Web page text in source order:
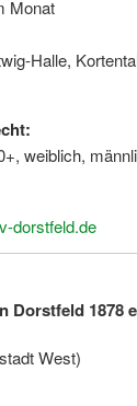
Monat
Halle,
weiblich,
dorstfeld.de
Dorstfeld 1878
West)